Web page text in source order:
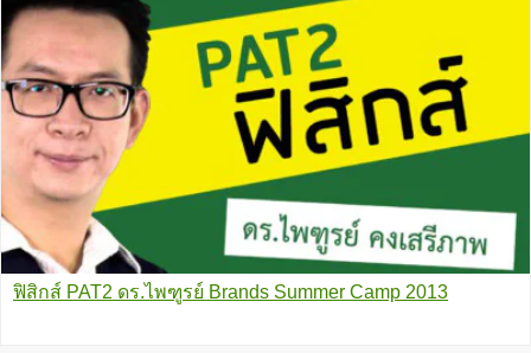
ฟิสิกส์ PAT2 ดร.ไพฑูรย์ Brands Summer Camp 2013